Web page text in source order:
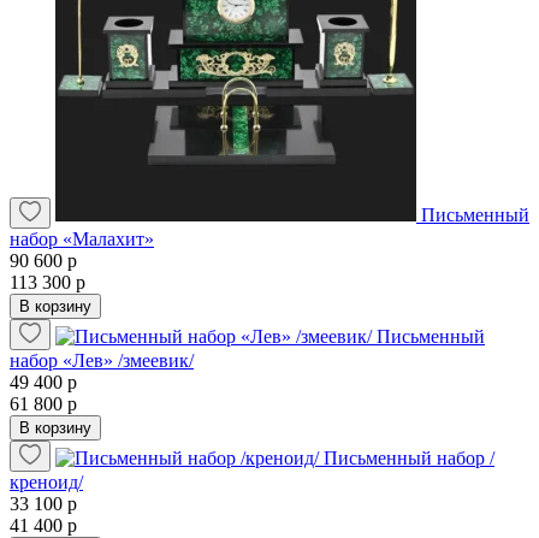
Письменный
набор «Малахит»
90 600 р
113 300 р
В корзину
Письменный
набор «Лев» /змеевик/
49 400 р
61 800 р
В корзину
Письменный набор /
креноид/
33 100 р
41 400 р